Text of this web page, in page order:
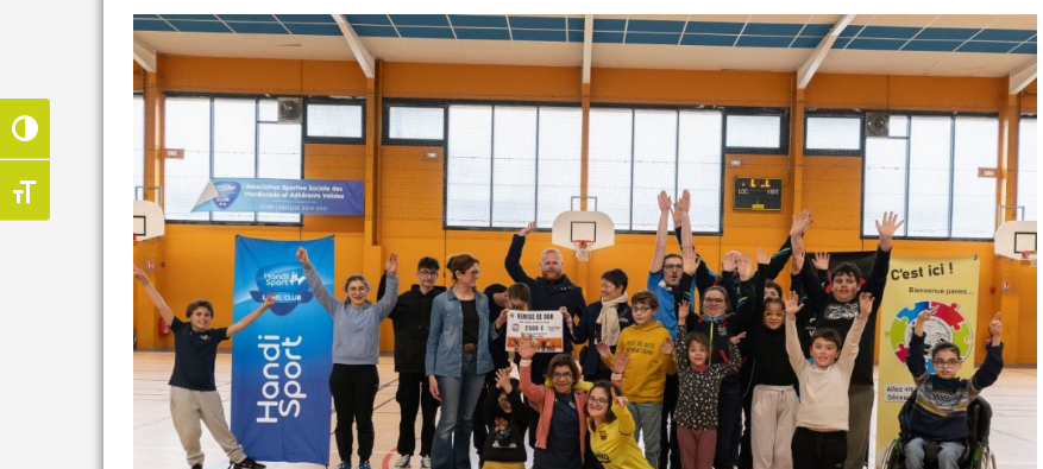
Passer en contraste élevé
Changer la taille de la police